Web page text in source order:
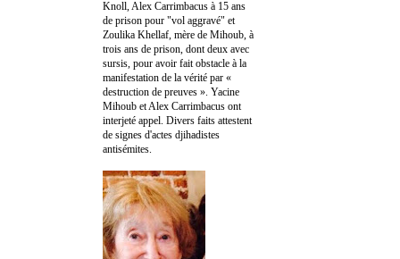
Knoll, Alex Carrimbacus à 15 ans
de prison pour "vol aggravé" et
Zoulika Khellaf, mère de Mihoub, à
trois ans de prison, dont deux avec
sursis, pour avoir fait obstacle à la
manifestation de la vérité par «
destruction de preuves ». Yacine
Mihoub et Alex Carrimbacus ont
interjeté appel. Divers faits attestent
de signes d'actes djihadistes
antisémites.